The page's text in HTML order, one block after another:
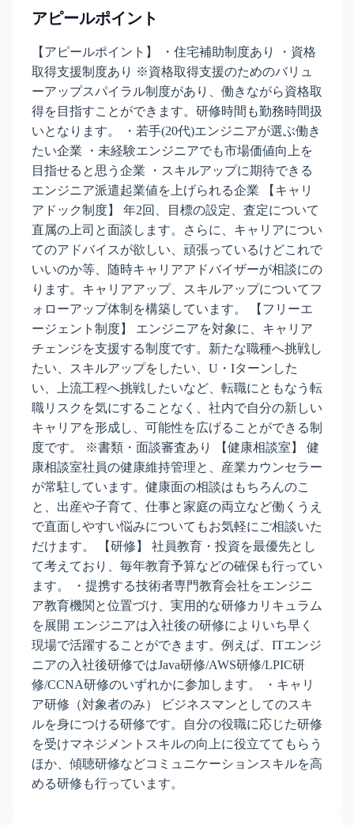
アピールポイント
【アピールポイント】 ・住宅補助制度あり ・資格
取得支援制度あり ※資格取得支援のためのバリュ
ーアップスパイラル制度があり、働きながら資格取
得を目指すことができます。研修時間も勤務時間扱
いとなります。 ・若手(20代)エンジニアが選ぶ働き
たい企業 ・未経験エンジニアでも市場価値向上を
目指せると思う企業 ・スキルアップに期待できる
エンジニア派遣起業値を上げられる企業 【キャリ
アドック制度】 年2回、目標の設定、査定について
直属の上司と面談します。さらに、キャリアについ
てのアドバイスが欲しい、頑張っているけどこれで
いいのか等、随時キャリアアドバイザーが相談にの
ります。キャリアアップ、スキルアップについてフ
ォローアップ体制を構築しています。 【フリーエ
ージェント制度】 エンジニアを対象に、キャリア
チェンジを支援する制度です。新たな職種へ挑戦し
たい、スキルアップをしたい、U・Iターンした
い、上流工程へ挑戦したいなど、転職にともなう転
職リスクを気にすることなく、社内で自分の新しい
キャリアを形成し、可能性を広げることができる制
度です。 ※書類・面談審査あり 【健康相談室】 健
康相談室社員の健康維持管理と、産業カウンセラー
が常駐しています。健康面の相談はもちろんのこ
と、出産や子育て、仕事と家庭の両立など働くうえ
で直面しやすい悩みについてもお気軽にご相談いた
だけます。 【研修】 社員教育・投資を最優先とし
て考えており、毎年教育予算などの確保も行ってい
ます。 ・提携する技術者専門教育会社をエンジニ
ア教育機関と位置づけ、実用的な研修カリキュラム
を展開 エンジニアは入社後の研修によりいち早く
現場で活躍することができます。例えば、ITエンジ
ニアの入社後研修ではJava研修/AWS研修/LPIC研
修/CCNA研修のいずれかに参加します。 ・キャリ
ア研修（対象者のみ） ビジネスマンとしてのスキ
ルを身につける研修です。自分の役職に応じた研修
を受けマネジメントスキルの向上に役立ててもらう
ほか、傾聴研修などコミュニケーションスキルを高
める研修も行っています。